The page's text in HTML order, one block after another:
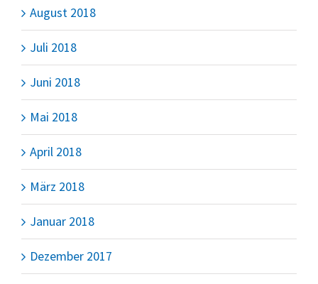
August 2018
Juli 2018
Juni 2018
Mai 2018
April 2018
März 2018
Januar 2018
Dezember 2017